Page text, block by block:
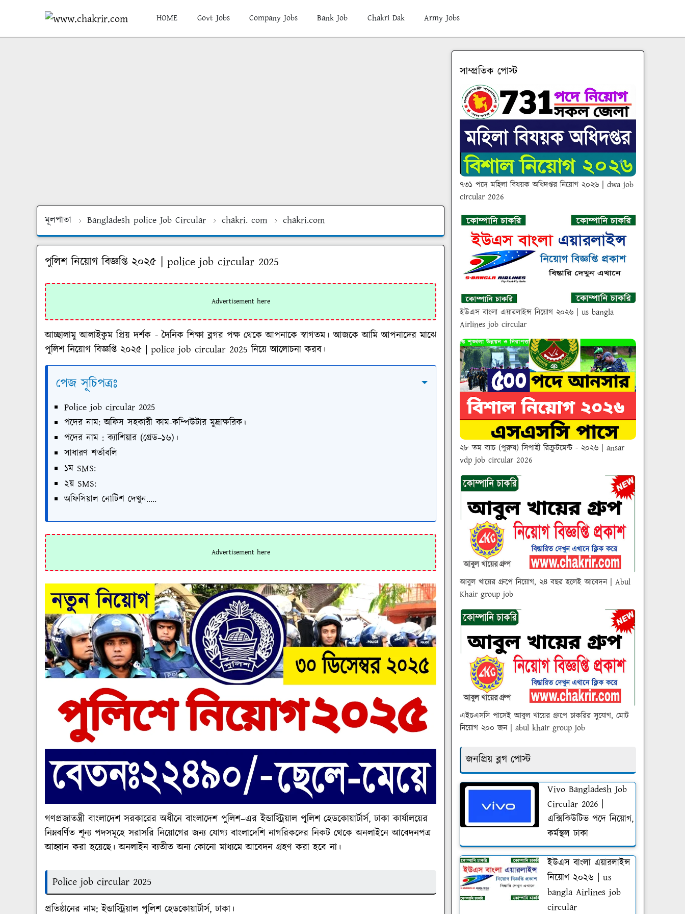
HOME Govt Jobs Company Jobs Bank Job Chakri Dak Army Jobs
মূলপাতা Bangladesh police Job Circular chakri. com chakri.com
পুলিশ নিয়োগ বিজ্ঞপ্তি ২০২৫ | police job circular 2025
আচ্ছালামু আলাইকুম প্রিয় দর্শক - দৈনিক শিক্ষা ব্লগর পক্ষ থেকে আপনাকে স্বাগতম। আজকে আমি আপনাদের মাঝে
পুলিশ নিয়োগ বিজ্ঞপ্তি ২০২৫ | police job circular 2025 নিয়ে আলোচনা করব।
পেজ সূচিপত্রঃ
Police job circular 2025
পদের নাম: অফিস সহকারী কাম-কম্পিউটার মুদ্রাক্ষরিক।
পদের নাম : ক্যাশিয়ার (গ্রেড–১৬)।
সাধারণ শর্তাবলি
১ম SMS:
২য় SMS:
অফিসিয়াল নোটিশ দেখুন.....
গণপ্রজাতন্ত্রী বাংলাদেশ সরকারের অধীনে বাংলাদেশ পুলিশ–এর ইন্ডাস্ট্রিয়াল পুলিশ হেডকোয়ার্টার্স, ঢাকা কার্যালয়ের
নিম্নবর্ণিত শূন্য পদসমূহে সরাসরি নিয়োগের জন্য যোগ্য বাংলাদেশি নাগরিকদের নিকট থেকে অনলাইনে আবেদনপত্র
আহ্বান করা হয়েছে। অনলাইন ব্যতীত অন্য কোনো মাধ্যমে আবেদন গ্রহণ করা হবে না।
Police job circular 2025
প্রতিষ্ঠানের নাম:ইন্ডাস্ট্রিয়াল পুলিশ হেডকোয়ার্টার্স, ঢাকা।
সাম্প্রতিক পোস্ট
৭৩১ পদে মহিলা বিষয়ক অধিদপ্তর নিয়োগ ২০২৬ | dwa job
circular 2026
ইউএস বাংলা এয়ারলাইন্স নিয়োগ ২০২৬ | us bangla
Airlines job circular
২৮ তম ব্যাচ (পুরুষ) সিপাহী রিক্রুটমেন্ট - ২০২৬ | ansar
vdp job circular 2026
আবুল খায়ের গ্রুপে নিয়োগ, ২৪ বছর হলেই আবেদন | Abul
Khair group job
এইচএসসি পাসেই আবুল খায়ের গ্রুপে চাকরির সুযোগ, মোট
নিয়োগ ২০০ জন | abul khair group job
জনপ্রিয় ব্লগ পোস্ট
Vivo Bangladesh Job
Circular 2026 |
এক্সিকিউটিভ পদে নিয়োগ,
কর্মস্থল ঢাকা
ইউএস বাংলা এয়ারলাইন্স
নিয়োগ ২০২৬ | us
bangla Airlines job
circular